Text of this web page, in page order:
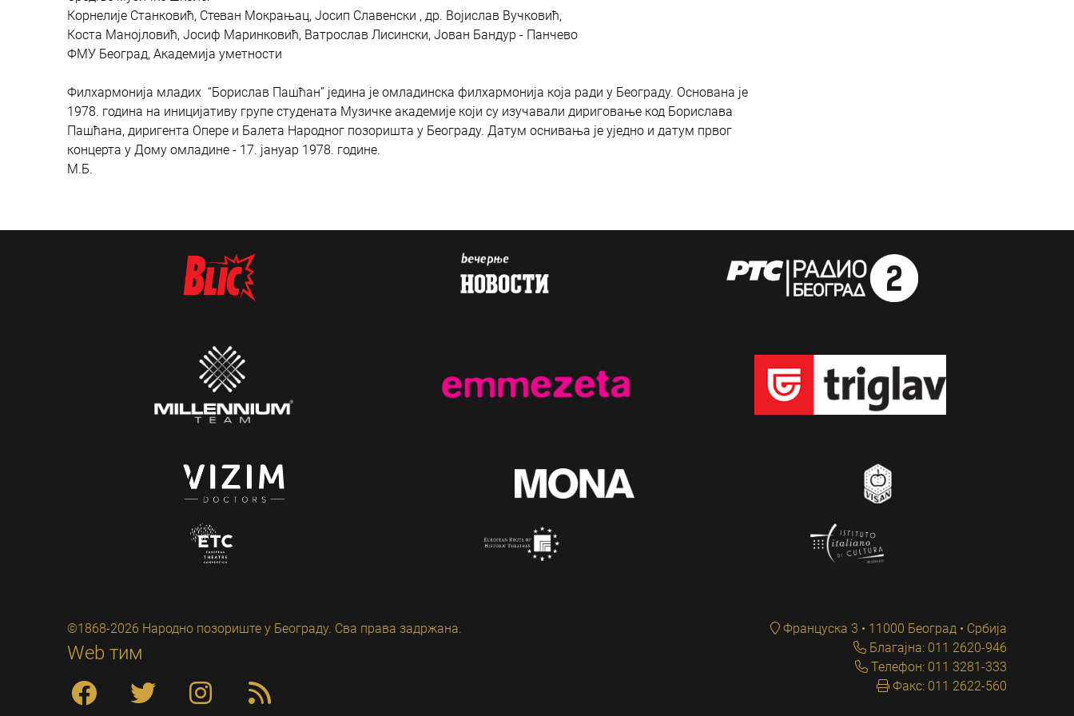
Корнелије Станковић, Стеван Мокрањац, Јосип Славенски , др. Војислав Вучковић,
Коста Манојловић, Јосиф Маринковић, Ватрослав Лисински, Јован Бандур - Панчево
ФМУ Београд, Академија уметности
Филхармонија младих “Борислав Пашћан” једина је омладинска филхармонија која ради у Београду. Основана је
1978. година на иницијативу групе студената Музичке академије који су изучавали дириговање код Борислава
Пашћана, диригента Опере и Балета Народног позоришта у Београду. Датум оснивања је уједно и датум првог
концерта у Дому омладине - 17. јануар 1978. године.
М.Б.
©1868-2026 Народно позориште у Београду. Сва права задржана.
Web тим
Француска 3 • 11000 Београд • Србија
Благајна: 011 2620-946
Телефон: 011 3281-333
Факс: 011 2622-560